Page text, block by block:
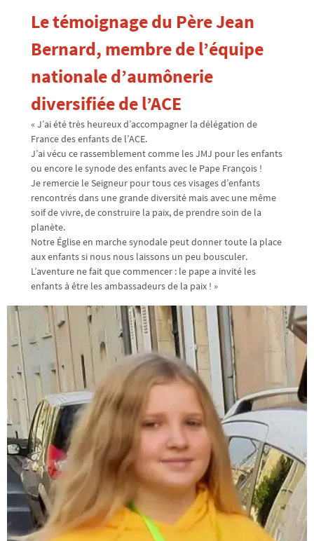
Le témoignage du Père Jean
Bernard, membre de l’équipe
nationale d’aumônerie
diversifiée de l’ACE
« J’ai été très heureux d’accompagner la délégation de
France des enfants de l’ACE.
J’ai vécu ce rassemblement comme les JMJ pour les enfants
ou encore le synode des enfants avec le Pape François !
Je remercie le Seigneur pour tous ces visages d’enfants
rencontrés dans une grande diversité mais avec une même
soif de vivre, de construire la paix, de prendre soin de la
planète.
Notre Église en marche synodale peut donner toute la place
aux enfants si nous nous laissons un peu bousculer.
L’aventure ne fait que commencer : le pape a invité les
enfants à être les ambassadeurs de la paix ! »